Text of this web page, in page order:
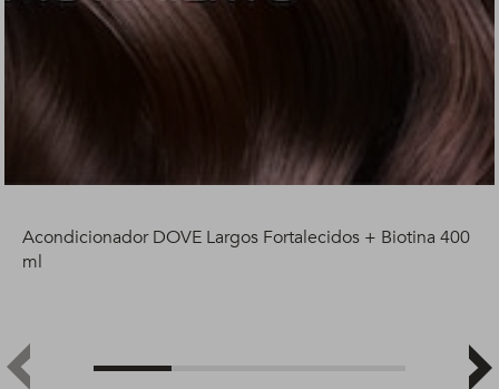
Acondicionador DOVE Largos Fortalecidos + Biotina 400
ml